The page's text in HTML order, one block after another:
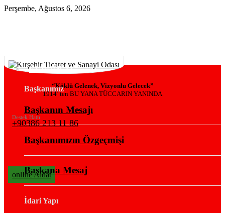
Perşembe, Ağustos 6, 2026
“Köklü Gelenek, Vizyonlu Gelecek”
1914’ ten BU YANA TÜCCARIN YANINDA
Destek Hattı
+90386 213 11 86
onlIne Aidat
KURUMSAL
Başkanımız
Başkanın Mesajı
Başkanımızın Özgeçmişi
Başkana Mesaj
İdari Yapı